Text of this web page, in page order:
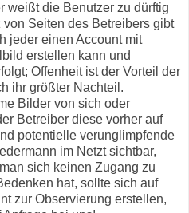
weißt die Benutzer zu dürftig
Seiten des Betreibers gibt
jeder einen Account mit
erstellen kann und
Offenheit ist der Vorteil der
ihr größter Nachteil.
Bilder von sich oder
Betreiber diese vorher auf
potentielle verunglimpfende
im Netzt sichtbar,
sich keinen Zugang zu
hat, sollte sich auf
zur Observierung erstellen,